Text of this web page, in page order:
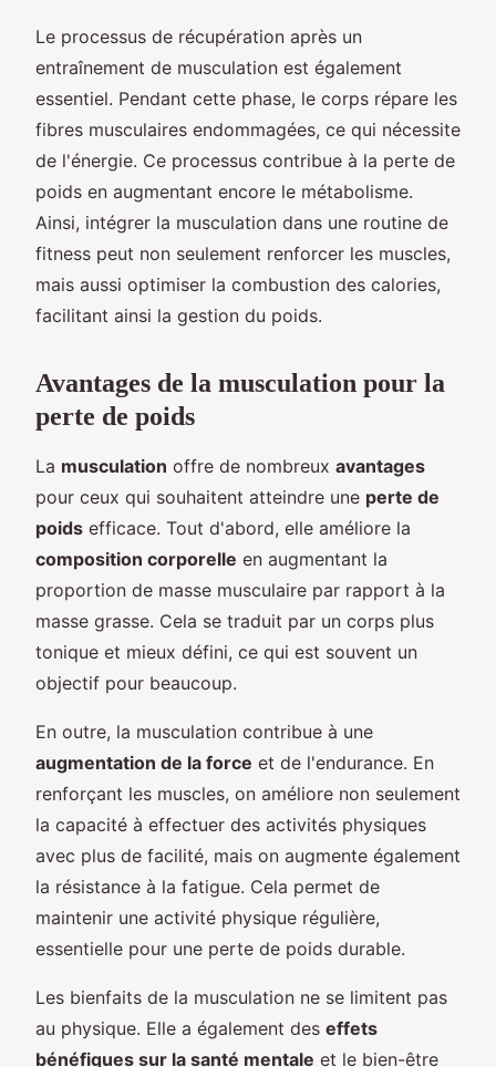
Le processus de récupération après un
entraînement de musculation est également
essentiel. Pendant cette phase, le corps répare les
fibres musculaires endommagées, ce qui nécessite
de l'énergie. Ce processus contribue à la perte de
poids en augmentant encore le métabolisme.
Ainsi, intégrer la musculation dans une routine de
fitness peut non seulement renforcer les muscles,
mais aussi optimiser la combustion des calories,
facilitant ainsi la gestion du poids.
Avantages de la musculation pour la
perte de poids
La musculation offre de nombreux avantages
pour ceux qui souhaitent atteindre une perte de
poids efficace. Tout d'abord, elle améliore la
composition corporelle en augmentant la
proportion de masse musculaire par rapport à la
masse grasse. Cela se traduit par un corps plus
tonique et mieux défini, ce qui est souvent un
objectif pour beaucoup.
En outre, la musculation contribue à une
augmentation de la force et de l'endurance. En
renforçant les muscles, on améliore non seulement
la capacité à effectuer des activités physiques
avec plus de facilité, mais on augmente également
la résistance à la fatigue. Cela permet de
maintenir une activité physique régulière,
essentielle pour une perte de poids durable.
Les bienfaits de la musculation ne se limitent pas
au physique. Elle a également des effets
bénéfiques sur la santé mentale et le bien-être